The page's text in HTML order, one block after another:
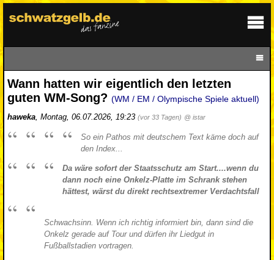
Wann hatten wir eigentlich den letzten
guten WM-Song? (WM / EM / Olympische Spiele aktuell)
haweka, Montag, 06.07.2026, 19:23 (vor 33 Tagen) @ istar
So ein Pathos mit deutschem Text käme doch auf
den Index...
Da wäre sofort der Staatsschutz am Start....wenn du
dann noch eine Onkelz-Platte im Schrank stehen
hättest, wärst du direkt rechtsextremer Verdachtsfall
Schwachsinn. Wenn ich richtig informiert bin, dann sind die
Onkelz gerade auf Tour und dürfen ihr Liedgut in
Fußballstadien vortragen.